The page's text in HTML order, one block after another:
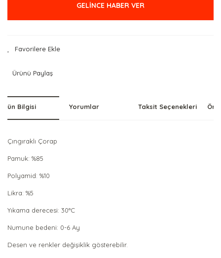
GELİNCE HABER VER
Ürünü Paylaş
Ürün Bilgisi Yorumlar Taksit Seçenekleri
Çıngıraklı Çorap
Pamuk: %85
Polyamid: %10
Likra: %5
Yıkama derecesi: 30°C
Numune bedeni: 0-6 Ay
Desen ve renkler değişiklik gösterebilir.